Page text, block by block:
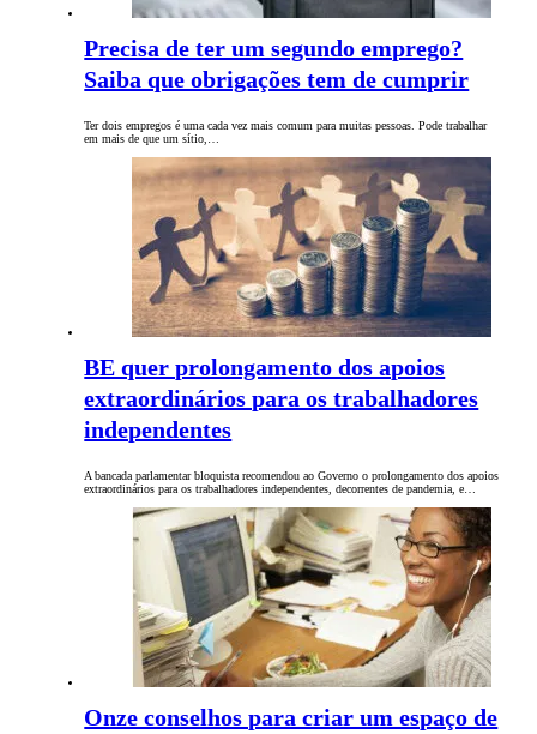
Precisa de ter um segundo emprego?
Saiba que obrigações tem de cumprir
Ter dois empregos é uma cada vez mais comum para muitas pessoas. Pode trabalhar
em mais de que um sítio,…
BE quer prolongamento dos apoios
extraordinários para os trabalhadores
independentes
A bancada parlamentar bloquista recomendou ao Governo o prolongamento dos apoios
extraordinários para os trabalhadores independentes, decorrentes de pandemia, e…
Onze conselhos para criar um espaço de